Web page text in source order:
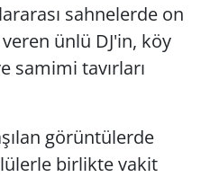
sahnelerde on
ünlü DJ'in, köy
samimi tavırları
görüntülerde
birlikte vakit